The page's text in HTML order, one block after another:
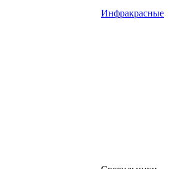
Инфракрасные